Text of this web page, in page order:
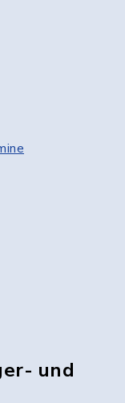
und